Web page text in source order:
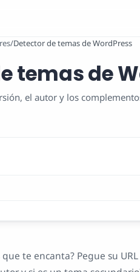
/Detector de temas de WordPress
temas de
el autor y los
te encanta? Pegue su